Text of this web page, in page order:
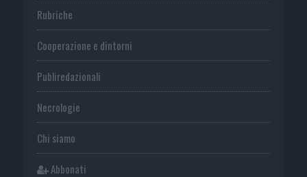
Rubriche
Cooperazione e dintorni
Publiredazionali
Necrologie
Chi siamo
Abbonati